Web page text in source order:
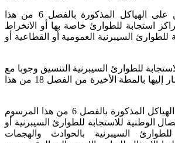
يتعين على الهياكل المذكورة بالفصل 6 من هذا
استجابة للطوارئ خاصة بها أو الانخراط
للطوارئ السيبرنية العمومية أو القطاعية أو
للطوارئ السيبرنية التنسيق وجوبا مع
نقطة الاتصال المشار إليها بالمطة الأخيرة من الفصل 18 من هذا
تتولى الهياكل المذكورة بالفصل 6 من هذا المرسوم
الوطنية للاستجابة للطوارئ السيبرنية أو
السيبرنية بالحوادث والهجمات